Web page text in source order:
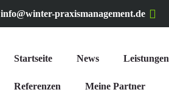
info@winter-praxismanagement.de
Startseite News Leistungen
Referenzen Meine Partner